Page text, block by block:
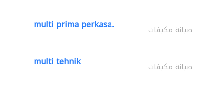
multi prima perkasa.. صيانة مكيفات
multi tehnik صيانة مكيفات